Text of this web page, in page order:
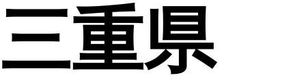
三重県